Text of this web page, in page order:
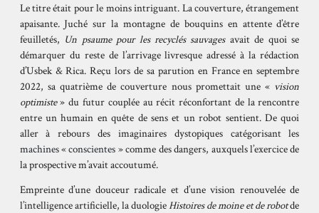
Le titre était pour le moins intriguant. La couverture, étrangement
apaisante. Juché sur la montagne de bouquins en attente d’être
feuilletés, Un psaume pour les recyclés sauvagesavait de quoi se
démarquer du reste de l’arrivage livresque adressé à la rédaction
d’Usbek & Rica. Reçu lors de sa parution en France en septembre
2022, sa quatrième de couverture nous promettait une « vision
optimiste» du futur couplée au récit réconfortant de la rencontre
entre un humain en quête de sens et un robot sentient. De quoi
aller à rebours des imaginaires dystopiques catégorisant les
machines « conscientes »comme des dangers, auxquels l’exercice de
la prospective m’avait accoutumé.
Empreinte d’une douceur radicale et d’une vision renouvelée de
l’intelligence artificielle, la duologieHistoires de moine et de robotde